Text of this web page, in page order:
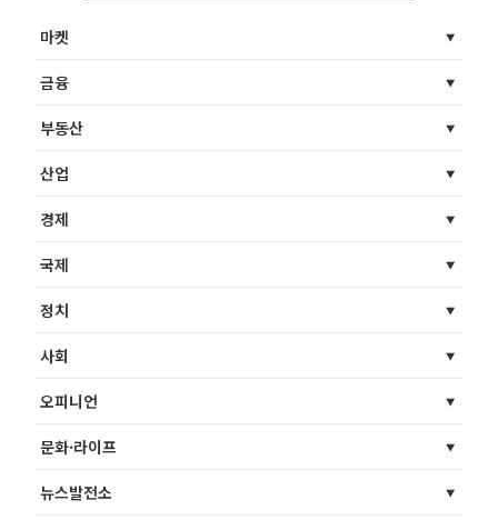
마켓
금융
부동산
산업
경제
국제
정치
사회
오피니언
문화·라이프
뉴스발전소